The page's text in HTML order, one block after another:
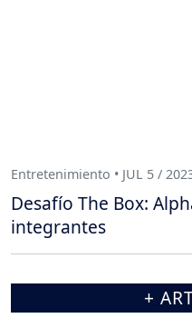
Entretenimiento • JUL 5 /
Desafío The Box:
integrantes
+